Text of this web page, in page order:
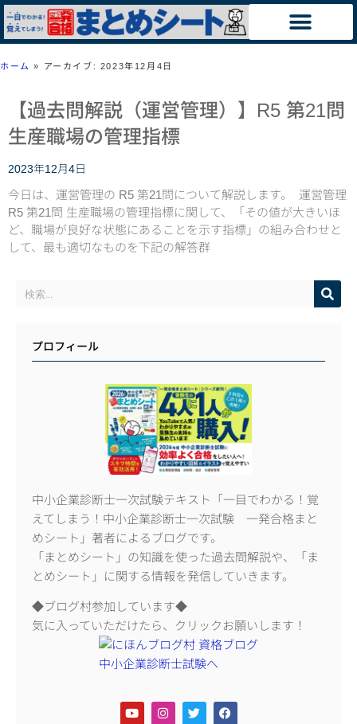
ホーム » アーカイブ: 2023年12月4日
【過去問解説（運営管理）】R5 第21問
生産職場の管理指標
2023年12月4日
今日は、運営管理の R5 第21問について解説します。 運営管理
R5 第21問 生産職場の管理指標に関して、「その値が大きいほ
ど、職場が良好な状態にあることを示す指標」の組み合わせと
して、最も適切なものを下記の解答群
プロフィール
中小企業診断士一次試験テキスト「一目でわかる！覚
えてしまう！中小企業診断士一次試験 一発合格まと
めシート」著者によるブログです。
「まとめシート」の知識を使った過去問解説や、「ま
とめシート」に関する情報を発信していきます。
◆ブログ村参加しています◆
気に入っていただけたら、クリックお願いします！